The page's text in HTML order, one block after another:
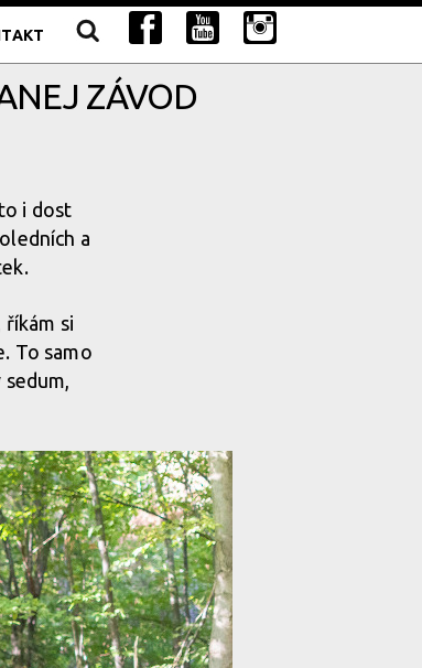
ZÁVOD
i dost
a
říkám si
To samo